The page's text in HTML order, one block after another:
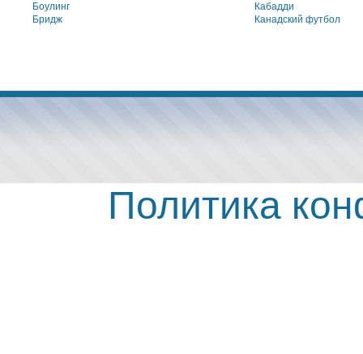
Боулинг
Бридж
Кабадди
Канадский футбол
Политика